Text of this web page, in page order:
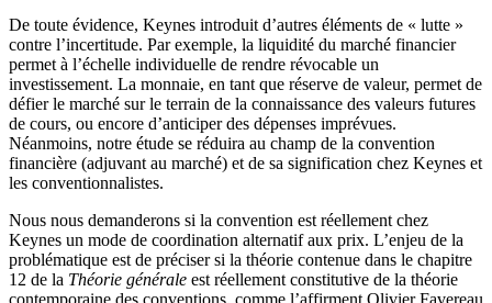
De toute évidence, Keynes introduit d’autres éléments de « lutte »
contre l’incertitude. Par exemple, la liquidité du marché financier
permet à l’échelle individuelle de rendre révocable un
investissement. La monnaie, en tant que réserve de valeur, permet de
défier le marché sur le terrain de la connaissance des valeurs futures
de cours, ou encore d’anticiper des dépenses imprévues.
Néanmoins, notre étude se réduira au champ de la convention
financière (adjuvant au marché) et de sa signification chez Keynes et
les conventionnalistes.
Nous nous demanderons si la convention est réellement chez
Keynes un mode de coordination alternatif aux prix. L’enjeu de la
problématique est de préciser si la théorie contenue dans le chapitre
12 de la Théorie générale est réellement constitutive de la théorie